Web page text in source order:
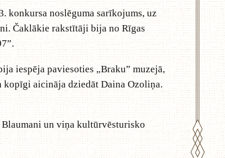
noslēguma sarīkojums, uz
Čaklākie rakstītāji bija no Rīgas
iespēja paviesoties „Braku” muzejā,
kopīgi aicināja dziedāt Daina Ozoliņa.
un viņa kultūrvēsturisko